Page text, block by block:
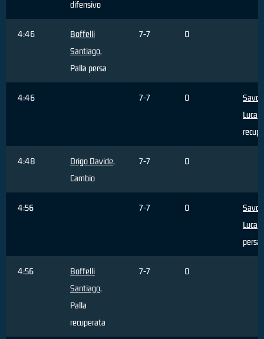
difensivo
4:46
Boffelli
Santiago,
Palla persa
7-7 0
4:46 7-7 0
Luca,
4:48 Drigo Davide,
Cambio
7-7 0
4:56 7-7 0
Luca,
persa
4:56
Boffelli
Santiago,
Palla
recuperata
7-7 0